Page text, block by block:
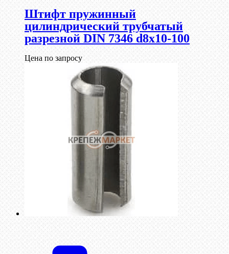
Штифт пружинный
цилиндрический трубчатый
разрезной DIN 7346 d8х10-100
Цена по запросу